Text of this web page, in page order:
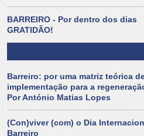
BARREIRO - Por dentro dos dias
GRATIDÃO!
Barreiro: por uma matriz teórica
implementação para a
Por António Matias Lopes
(Con)viver (com) o Dia
Barreiro